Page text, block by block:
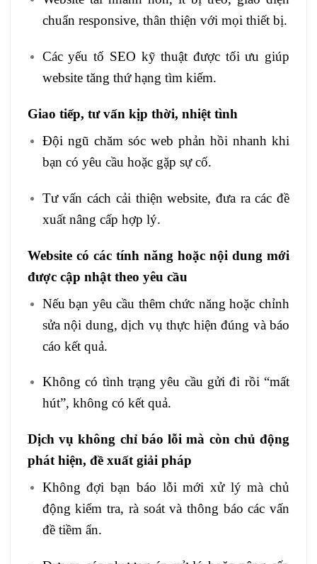
chuẩn responsive, thân thiện với mọi thiết bị.
Các yếu tố SEO kỹ thuật được tối ưu giúp
website tăng thứ hạng tìm kiếm.
Giao tiếp, tư vấn kịp thời, nhiệt tình
Đội ngũ chăm sóc web phản hồi nhanh khi
bạn có yêu cầu hoặc gặp sự cố.
Tư vấn cách cải thiện website, đưa ra các đề
xuất nâng cấp hợp lý.
Website có các tính năng hoặc nội dung mới
được cập nhật theo yêu cầu
Nếu bạn yêu cầu thêm chức năng hoặc chỉnh
sửa nội dung, dịch vụ thực hiện đúng và báo
cáo kết quả.
Không có tình trạng yêu cầu gửi đi rồi “mất
hút”, không có kết quả.
Dịch vụ không chỉ báo lỗi mà còn chủ động
phát hiện, đề xuất giải pháp
Không đợi bạn báo lỗi mới xử lý mà chủ
động kiểm tra, rà soát và thông báo các vấn
đề tiềm ẩn.